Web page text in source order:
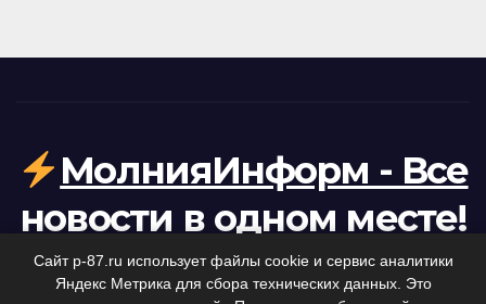
Сайт p-87.ru использует файлы cookie и сервис аналитики
Яндекс Метрика для сбора технических данных. Это
МолнияИнформ - Все
новости в одном месте!
Ваша персональная лента коротких новостей.